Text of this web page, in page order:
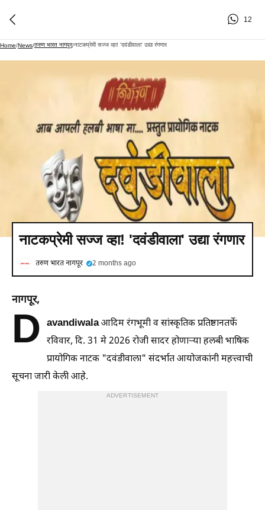
12
Home/News/तरुण भारत नागपूर/नाटकप्रेमी सज्ज व्हा! 'दवंडीवाला' उद्या रंगणार
नाटकप्रेमी सज्ज व्हा! 'दवंडीवाला' उद्या रंगणार
तरुण भारत नागपूर 2 months ago
नागपूर,
D avandiwalaआदिम रंगभूमी व सांस्कृतिक प्रतिष्ठानतर्फे
रविवार, दि. 31 मे 2026 रोजी सादर होणाऱ्या हलबी भाषिक
प्रायोगिक नाटक "दवंडीवाला" संदर्भात आयोजकांनी महत्त्वाची
सूचना जारी केली आहे.
ADVERTISEMENT